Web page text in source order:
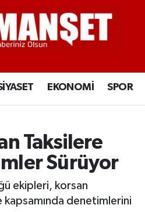
EKONOMİ SPOR
Taksilere
Sürüyor
ekipleri, korsan
kapsamında denetimlerini
Haritası
ve Fikstür